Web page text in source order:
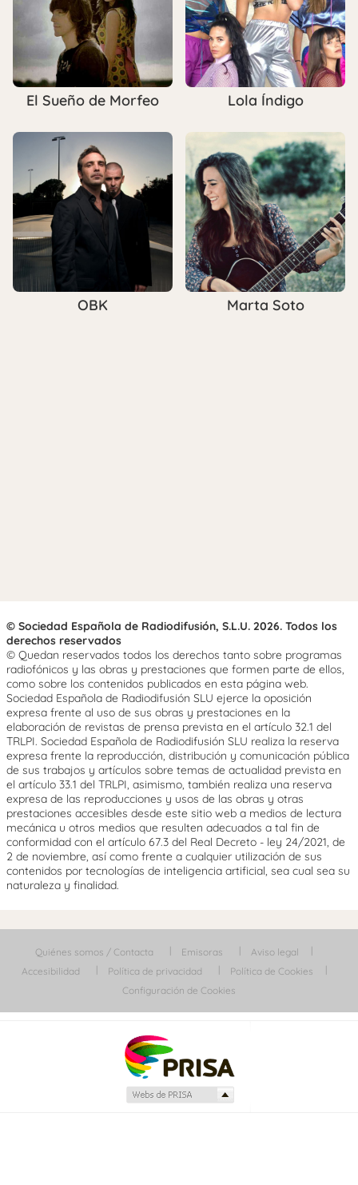
El Sueño de Morfeo Lola Índigo
OBK Marta Soto
© Sociedad Española de Radiodifusión, S.L.U. 2026. Todos los
derechos reservados
© Quedan reservados todos los derechos tanto sobre programas
radiofónicos y las obras y prestaciones que formen parte de ellos,
como sobre los contenidos publicados en esta página web.
Sociedad Española de Radiodifusión SLU ejerce la oposición
expresa frente al uso de sus obras y prestaciones en la
elaboración de revistas de prensa prevista en el artículo 32.1 del
TRLPI. Sociedad Española de Radiodifusión SLU realiza la reserva
expresa frente la reproducción, distribución y comunicación pública
de sus trabajos y artículos sobre temas de actualidad prevista en
el artículo 33.1 del TRLPI, asimismo, también realiza una reserva
expresa de las reproducciones y usos de las obras y otras
prestaciones accesibles desde este sitio web a medios de lectura
mecánica u otros medios que resulten adecuados a tal fin de
conformidad con el artículo 67.3 del Real Decreto - ley 24/2021, de
2 de noviembre, así como frente a cualquier utilización de sus
contenidos por tecnologías de inteligencia artificial, sea cual sea su
naturaleza y finalidad.
Quiénes somos / Contacta Emisoras
Aviso legal
Accesibilidad
Política de privacidad
Política de Cookies
Configuración de Cookies